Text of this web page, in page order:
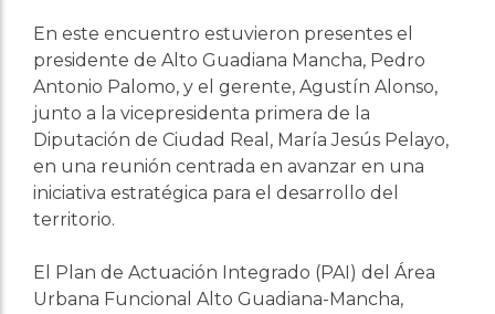
En este encuentro estuvieron presentes el
presidente de Alto Guadiana Mancha, Pedro
Antonio Palomo, y el gerente, Agustín Alonso,
junto a la vicepresidenta primera de la
Diputación de Ciudad Real, María Jesús Pelayo,
en una reunión centrada en avanzar en una
iniciativa estratégica para el desarrollo del
territorio.
El Plan de Actuación Integrado (PAI) del Área
Urbana Funcional Alto Guadiana-Mancha,